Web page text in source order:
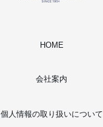
HOME
会社案内
個人情報の取り扱いについて